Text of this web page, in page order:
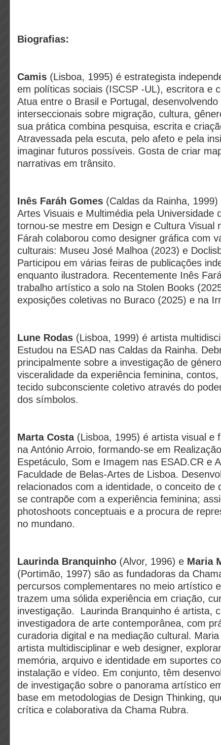
Biografias:
Camis (Lisboa, 1995) é estrategista
em políticas sociais (ISCSP -UL), escritora e
Atua entre o Brasil e Portugal, desenvolvendo
interseccionais sobre migração, cultura,
sua prática combina pesquisa, escrita e
Atravessada pela escuta, pelo afeto e pela
imaginar futuros possíveis. Gosta de criar
narrativas em trânsito.
Inês Faráh Gomes (Caldas da Rainha,
Artes Visuais e Multimédia pela Universidade
tornou-se mestre em Design e Cultura Visual
Fárah colaborou como designer gráfica com
culturais: Museu José Malhoa (2023) e
Participou em várias feiras de publicações
enquanto ilustradora. Recentemente Inês
trabalho artístico a solo na Stolen Books
exposições coletivas no Buraco (2025) e na
Lune Rodas (Lisboa, 1999) é artista
Estudou na ESAD nas Caldas da Rainha.
principalmente sobre a investigação de
visceralidade da experiência feminina,
tecido subconsciente coletivo através do
dos símbolos.
Marta Costa(Lisboa, 1995) é artista visual e
na António Arroio, formando-se em
Espetáculo, Som e Imagem nas ESAD.CR e
Faculdade de Belas-Artes de Lisboa.
relacionados com a identidade, o conceito de
se contrapõe com a experiência feminina;
photoshoots conceptuais e a procura de
no mundano.
Laurinda Branquinho (Alvor, 1996) e Maria
(Portimão, 1997) são as fundadoras da
percursos complementares no meio artístico
trazem uma sólida experiência em criação,
investigação. Laurinda Branquinho é artista,
investigadora de arte contemporânea, com
curadoria digital e na mediação cultural.
artista multidisciplinar e web designer,
memória, arquivo e identidade em suportes
instalação e vídeo. Em conjunto, têm
de investigação sobre o panorama artístico
base em metodologias de Design Thinking,
crítica e colaborativa da Chama Rubra.